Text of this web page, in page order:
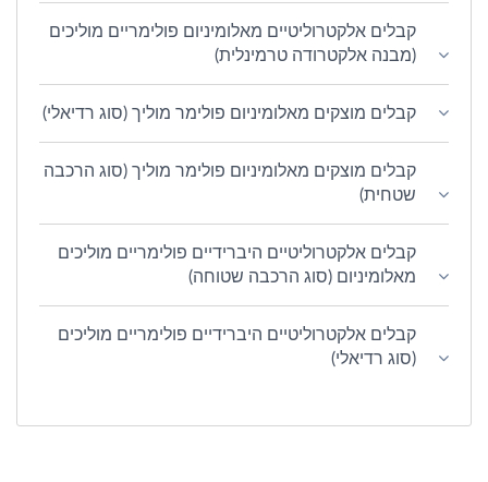
קבלים אלקטרוליטיים מאלומיניום פולימריים מוליכים
(מבנה אלקטרודה טרמינלית)
קבלים מוצקים מאלומיניום פולימר מוליך (סוג רדיאלי)
קבלים מוצקים מאלומיניום פולימר מוליך (סוג הרכבה
שטחית)
קבלים אלקטרוליטיים היברידיים פולימריים מוליכים
מאלומיניום (סוג הרכבה שטוחה)
קבלים אלקטרוליטיים היברידיים פולימריים מוליכים
(סוג רדיאלי)